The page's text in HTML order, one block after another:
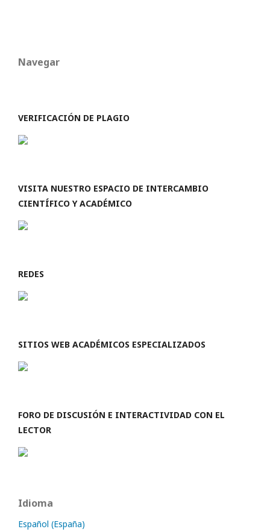
Navegar
VERIFICACIÓN DE PLAGIO
VISITA NUESTRO ESPACIO DE INTERCAMBIO
CIENTÍFICO Y ACADÉMICO
REDES
SITIOS WEB ACADÉMICOS ESPECIALIZADOS
FORO DE DISCUSIÓN E INTERACTIVIDAD CON EL
LECTOR
Idioma
Español (España)